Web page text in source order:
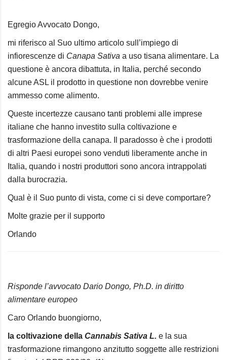
Egregio Avvocato Dongo,
mi riferisco al Suo ultimo articolo sull’impiego di
infiorescenze di Canapa Sativa a uso tisana alimentare. La
questione è ancora dibattuta, in Italia, perché secondo
alcune ASL il prodotto in questione non dovrebbe venire
ammesso come alimento.
Queste incertezze causano tanti problemi alle imprese
italiane che hanno investito sulla coltivazione e
trasformazione della canapa. Il paradosso è che i prodotti
di altri Paesi europei sono venduti liberamente anche in
Italia, quando i nostri produttori sono ancora intrappolati
dalla burocrazia.
Qual è il Suo punto di vista, come ci si deve comportare?
Molte grazie per il supporto
Orlando
Risponde l’avvocato Dario Dongo, Ph.D. in diritto
alimentare europeo
Caro Orlando buongiorno,
la coltivazione della Cannabis Sativa L. e la sua
trasformazione rimangono anzitutto soggette alle restrizioni